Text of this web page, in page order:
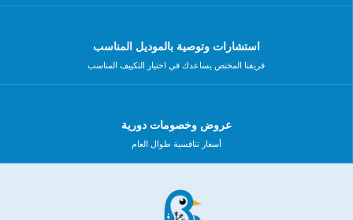
استشارات وتوصية بالموديل المناسب
فريقنا المختص يساعدك في اختيار التكييف المناسب
عروض وخصومات دورية
أسعار تنافسية طوال العام